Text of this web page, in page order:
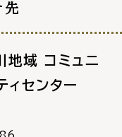
域 コミュニ
ィセンター